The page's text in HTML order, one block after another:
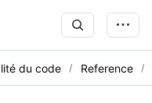
du code Reference